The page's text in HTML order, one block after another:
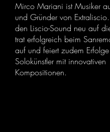
Mirco Mariani ist Musiker
und Gründer von
den Liscio-Sound neu auf
trat erfolgreich beim
auf und feiert zudem
Solokünstler mit innovativen
Kompositionen.